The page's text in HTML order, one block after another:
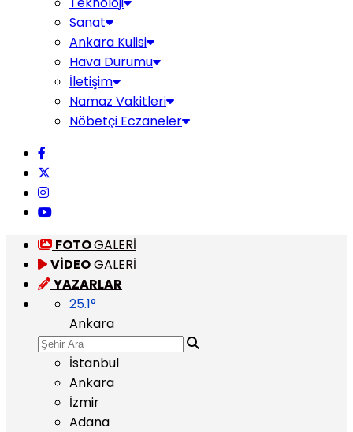
Sanat
Ankara Kulisi
Hava Durumu
İletişim
Namaz Vakitleri
Nöbetçi Eczaneler
FOTOGALERİ
VİDEOGALERİ
YAZARLAR
25.1°
Ankara
İstanbul
Ankara
İzmir
Adana